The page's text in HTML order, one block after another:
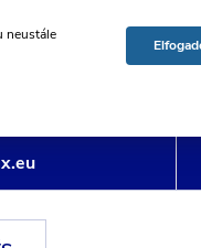
neustále